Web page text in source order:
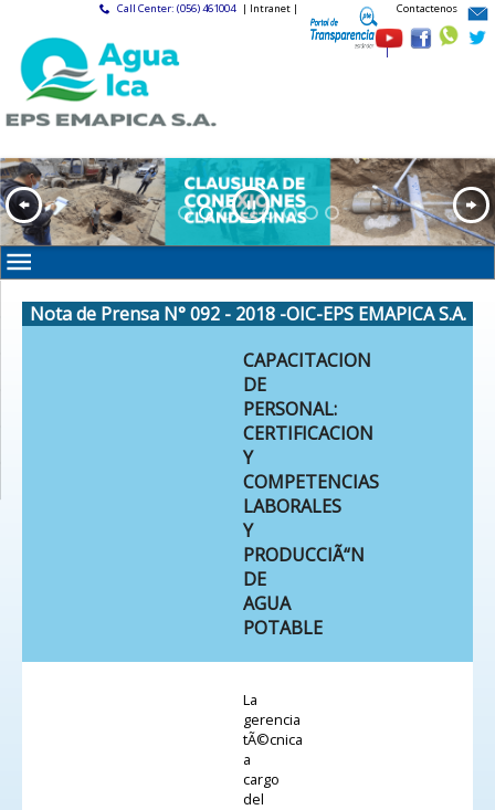
Call Center: (056) 461004 | Intranet |
|
Contactenos
Nota de Prensa N° 092 - 2018 -OIC-EPS EMAPICA S.A.
CAPACITACION
DE
PERSONAL:
CERTIFICACION
Y
COMPETENCIAS
LABORALES
Y
PRODUCCIÃ“N
DE
AGUA
POTABLE
La
gerencia
tÃ©cnica
a
cargo
del